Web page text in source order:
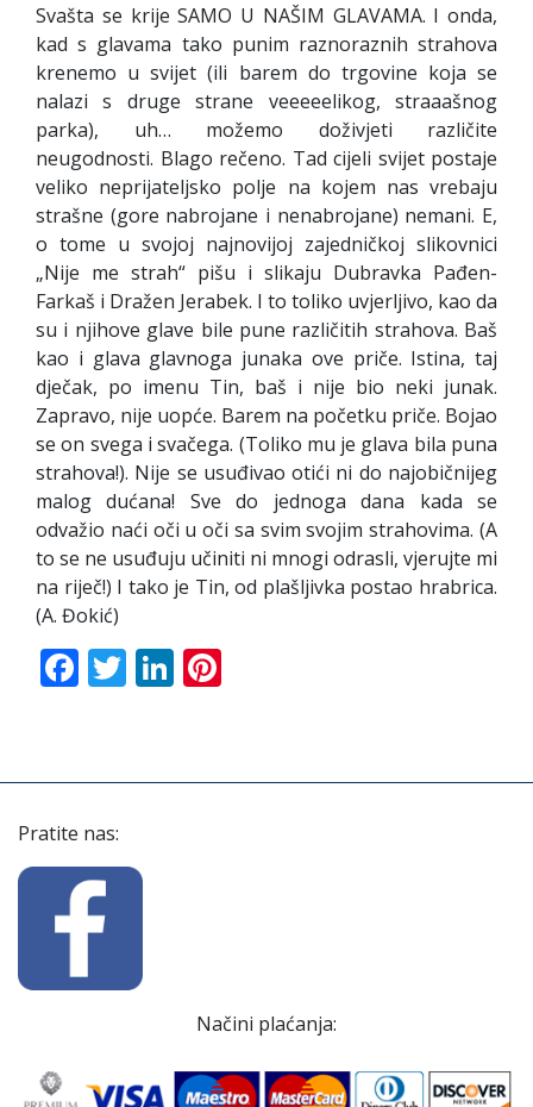
Svašta se krije SAMO U NAŠIM GLAVAMA. I onda,
kad s glavama tako punim raznoraznih strahova
krenemo u svijet (ili barem do trgovine koja se
nalazi s druge strane veeeeelikog, straaašnog
parka), uh… možemo doživjeti različite
neugodnosti. Blago rečeno. Tad cijeli svijet postaje
veliko neprijateljsko polje na kojem nas vrebaju
strašne (gore nabrojane i nenabrojane) nemani. E,
o tome u svojoj najnovijoj zajedničkoj slikovnici
„Nije me strah“ pišu i slikaju Dubravka Pađen-
Farkaš i Dražen Jerabek. I to toliko uvjerljivo, kao da
su i njihove glave bile pune različitih strahova. Baš
kao i glava glavnoga junaka ove priče. Istina, taj
dječak, po imenu Tin, baš i nije bio neki junak.
Zapravo, nije uopće. Barem na početku priče. Bojao
se on svega i svačega. (Toliko mu je glava bila puna
strahova!). Nije se usuđivao otići ni do najobičnijeg
malog dućana! Sve do jednoga dana kada se
odvažio naći oči u oči sa svim svojim strahovima. (A
to se ne usuđuju učiniti ni mnogi odrasli, vjerujte mi
na riječ!) I tako je Tin, od plašljivka postao hrabrica.
(A. Đokić)
Facebook
TwitterLinkedIn
Pratite nas:
Načini plaćanja: